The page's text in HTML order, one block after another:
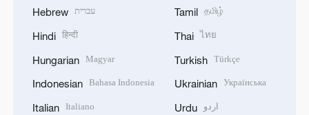
Hebrew עברית
Hindi हिन्दी
Hungarian Magyar
Indonesian Bahasa Indonesia
Italian Italiano
Tamil தமிழ்
Thai ไทย
Turkish Türkçe
Ukrainian Українська
Urdu اردو